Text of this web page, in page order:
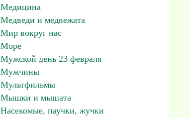
Медицина
Медведи и медвежата
Мир вокруг нас
Море
Мужской день 23 февраля
Мужчины
Мультфильмы
Мышки и мышата
Насекомые, паучки, жучки